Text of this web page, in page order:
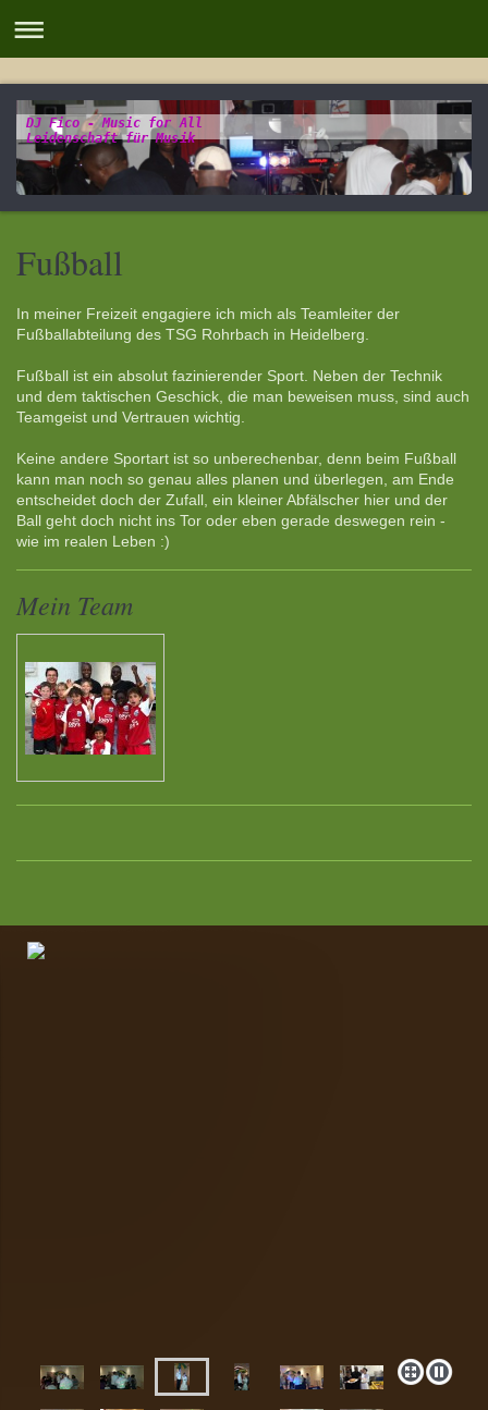
DJ Fico - Music for All
Leidenschaft für Musik
Fußball
In meiner Freizeit engagiere ich mich als Teamleiter der
Fußballabteilung des TSG Rohrbach in Heidelberg.
Fußball ist ein absolut fazinierender Sport. Neben der Technik
und dem taktischen Geschick, die man beweisen muss, sind auch
Teamgeist und Vertrauen wichtig.
Keine andere Sportart ist so unberechenbar, denn beim Fußball
kann man noch so genau alles planen und überlegen, am Ende
entscheidet doch der Zufall, ein kleiner Abfälscher hier und der
Ball geht doch nicht ins Tor oder eben gerade deswegen rein -
wie im realen Leben :)
Mein Team